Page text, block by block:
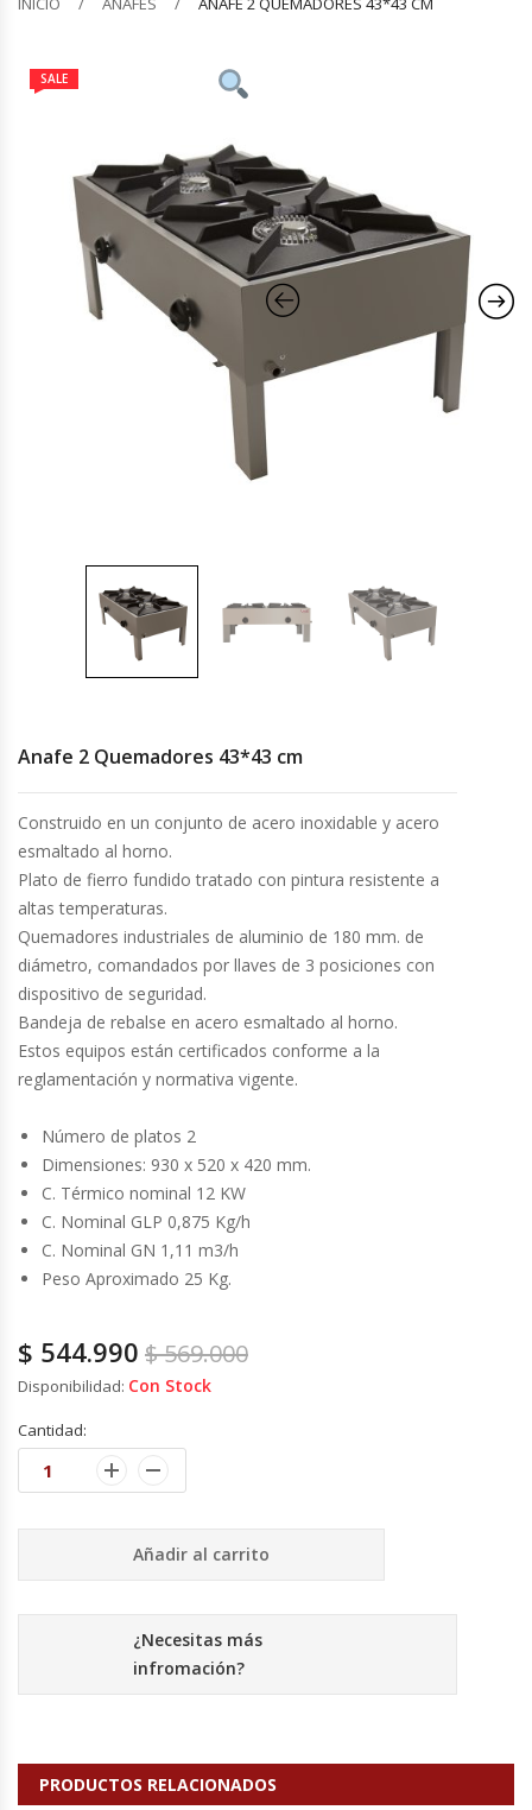
Batidoras
Bolsas De Sellado Al Vacío
Cafeteras
Calentadores De Platos
Cámaras Fermentadoras
Cocinas Industriales
Encimeras Eléctricas
Congeladoras Tapa Dura
Congeladores Verticales
Coolers / Visicoolers
Cortadoras De Fiambre
Cortadoras De Huesos
Cutters
Dispensadores De Salsas
Embutidoras
Estanterías Y Repisas
Exprimidor De Naranjas
Exprimidoras De Cítricos
Extractoras De Jugos
Fabricadoras De Hielo
Formadora De Pizza
Frigobar
SALE
Anafe 2 Quemadores 43*43 cm
Construido en un conjunto de acero inoxidable y acero
esmaltado al horno.
Plato de fierro fundido tratado con pintura resistente a
altas temperaturas.
Quemadores industriales de aluminio de 180 mm. de
diámetro, comandados por llaves de 3 posiciones con
dispositivo de seguridad.
Bandeja de rebalse en acero esmaltado al horno.
Estos equipos están certificados conforme a la
reglamentación y normativa vigente.
Número de platos 2
Dimensiones: 930 x 520 x 420 mm.
C. Térmico nominal 12 KW
C. Nominal GLP 0,875 Kg/h
C. Nominal GN 1,11 m3/h
Peso Aproximado 25 Kg.
$569.000
$ 544.990
Disponibilidad: Con Stock
Cantidad:
Añadir al carrito
¿Necesitas más
infromación?
PRODUCTOS RELACIONADOS